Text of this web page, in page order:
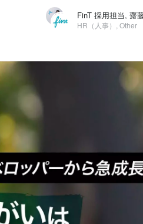
FinT 採用担当, 齋
HR（人事）, Other
株式会社FinT / HR（人事）